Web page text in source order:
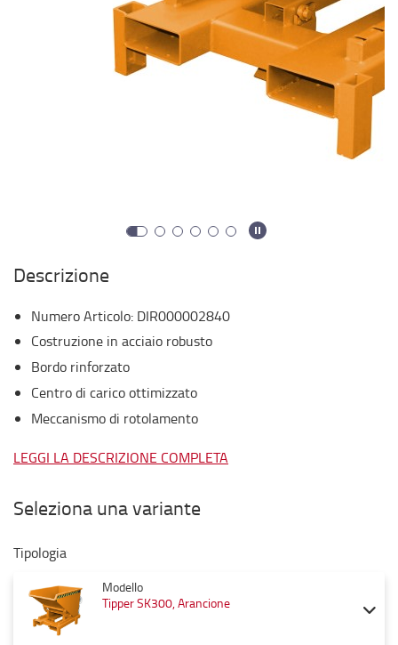
Descrizione
Numero Articolo: DIR000002840
Costruzione in acciaio robusto
Bordo rinforzato
Centro di carico ottimizzato
Meccanismo di rotolamento
LEGGI LA DESCRIZIONE COMPLETA
Seleziona una variante
Tipologia
Modello
Tipper SK300, Arancione